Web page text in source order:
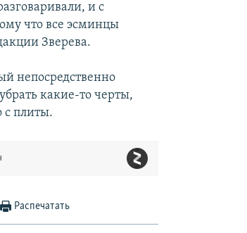
и с
что все эсминцы
Зверева.
непосредственно
какие-то черты,
с плиты.
Распечатать